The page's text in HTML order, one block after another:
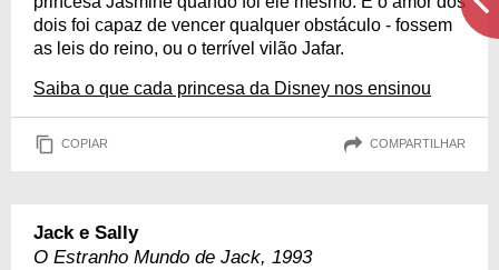
dois foi capaz de vencer qualquer obstáculo - fossem
as leis do reino, ou o terrível vilão Jafar.
Saiba o que cada princesa da Disney nos ensinou
COPIAR COMPARTILHAR
Jack e Sally
O Estranho Mundo de Jack, 1993